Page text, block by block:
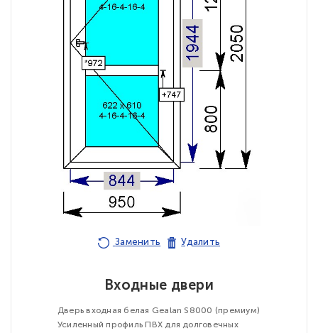
Заменить Удалить
Входные двери
Дверь входная белая Gealan S8000 (премиум)
Усиленный профиль ПВХ для долговечных